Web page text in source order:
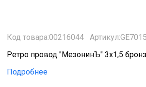
Код товара:00216044
Ретро провод "МезонинЪ" 3х1,5
Подробнее